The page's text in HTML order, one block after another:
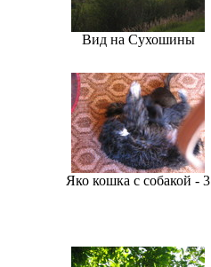
Вид на Сухошины
Яко кошка с собакой - 3